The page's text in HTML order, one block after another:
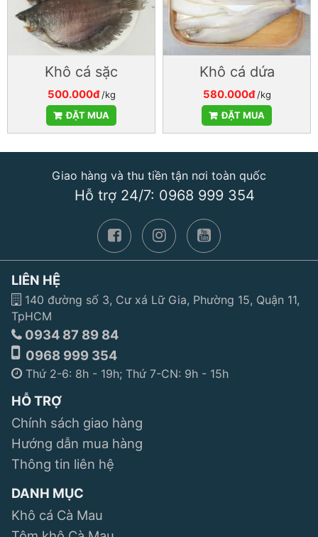
Khô cá sặc
500.000đ /kg
ĐẶT MUA
Khô cá dứa
580.000đ /kg
ĐẶT MUA
Giao hàng và thu tiền tận nơi toàn quốc
Hỗ trợ 24/7: 0968 999 354
LIÊN HỆ
140 đường số 3, Cư xá Lữ Gia, Phường 15, Quận 11,
TpHCM
0934 87 89 84
0968 999 354
Thứ 2-6: 8h - 19h; Thứ 7-CN: 9h - 15h
HỖ TRỢ
Chính sách giao hàng
Hướng dẫn mua hàng
Thông tin liên hệ
DANH MỤC
Khô cá Cà Mau